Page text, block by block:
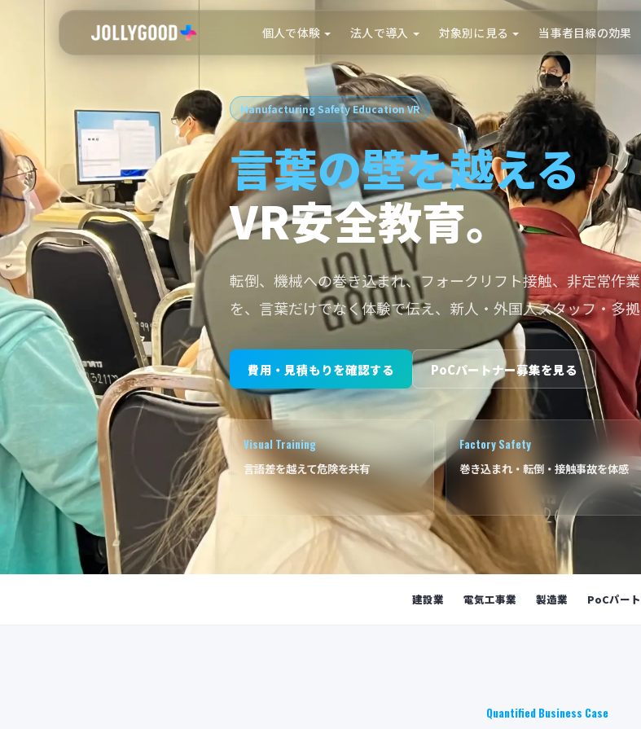
個人で体験 法人で導入 対象別に見る 当事者目線の効果
Manufacturing Safety Education VR
言葉の壁を越える
VR安全教育。
転倒、機械への巻き込まれ、フォークリフト接触、非定常作
を、言葉だけでなく体験で伝え、新人・外国人スタッフ・多
費用・見積もりを確認する PoCパートナー募集を見る
Visual Training
言語差を越えて危険を共有
Factory Safety
巻き込まれ・転倒・接触事故を体感
建設業 電気工事業 製造業 PoCパー
Quantified Business Case